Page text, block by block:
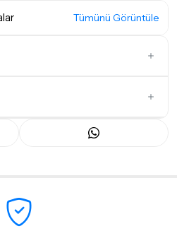
Tümünü Görüntüle
doremusic Sevkiyat Ekibi